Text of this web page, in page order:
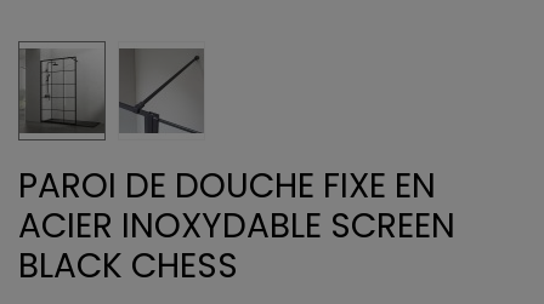
PAROI DE DOUCHE FIXE EN
ACIER INOXYDABLE SCREEN
BLACK CHESS